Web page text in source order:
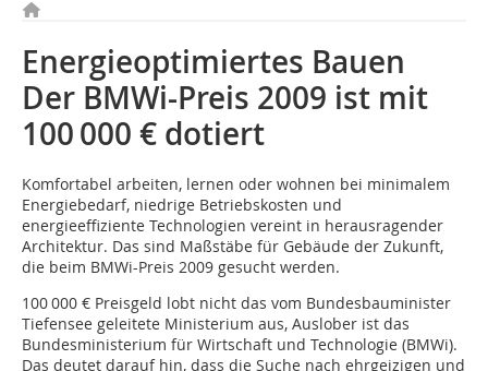
Energieoptimiertes Bauen
Der BMWi-Preis 2009 ist mit
100 000 € dotiert
Komfortabel arbeiten, lernen oder wohnen bei minimalem
Energiebedarf, niedrige Betriebskosten und
energieeffiziente Technologien vereint in herausragender
Architektur. Das sind Maßstäbe für Gebäude der Zukunft,
die beim BMWi-Preis 2009 gesucht werden.
100 000 € Preisgeld lobt nicht das vom Bundesbauminister
Tiefensee geleitete Ministerium aus, Auslober ist das
Bundesministerium für Wirtschaft und Technologie (BMWi).
Das deutet darauf hin, dass die Suche nach ehrgeizigen und